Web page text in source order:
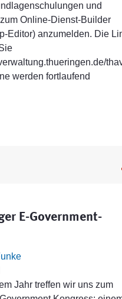
und
Online-Dienst-Builder
Editor) anzumelden. Die
werden fortlaufend
E-Government-
Jahr treffen wir uns zum